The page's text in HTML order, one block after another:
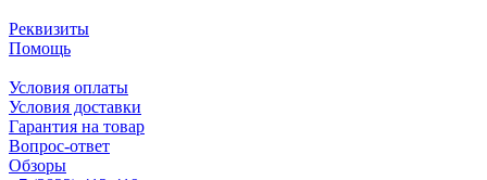
Реквизиты
Помощь
Условия оплаты
Условия доставки
Гарантия на товар
Вопрос-ответ
Обзоры